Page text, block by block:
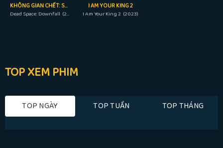
KHÔNG GIAN CHẾT: SỰ SỤP ĐỔ
Dead Space: Downfall (2008)
I AM YOUR KING 2
I Am Your King 2 (2023)
TOP XEM PHIM
TOP NGÀY TOP TUẦN TOP THÁNG